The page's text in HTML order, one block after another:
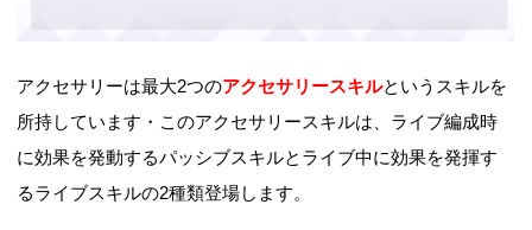
アクセサリーは最大2つのアクセサリースキルというスキルを
所持しています・このアクセサリースキルは、ライブ編成時
に効果を発動するパッシブスキルとライブ中に効果を発揮す
るライブスキルの2種類登場します。